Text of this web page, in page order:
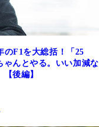
のF1を大総括！「25
ゃんとやる。いい加減な
後編】